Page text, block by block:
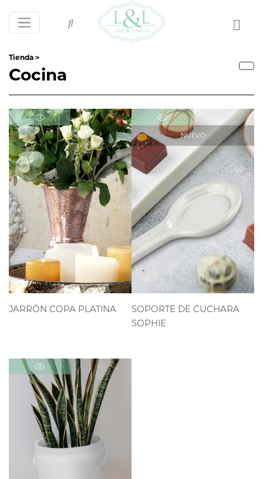
Tienda >
Cocina
JARRÓN COPA PLATINA
NUEVO
SOPORTE DE CUCHARA
SOPHIE